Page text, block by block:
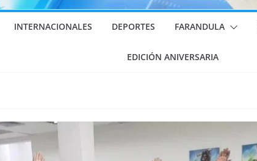
INTERNACIONALES DEPORTES FARANDULA
EDICIÓN ANIVERSARIA